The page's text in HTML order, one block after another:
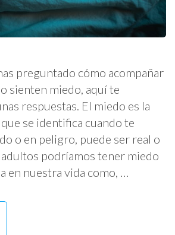
preguntado cómo acompañar
sienten miedo, aquí te
respuestas. El miedo es la
se identifica cuando te
o en peligro, puede ser real o
podríamos tener miedo
en nuestra vida como, …